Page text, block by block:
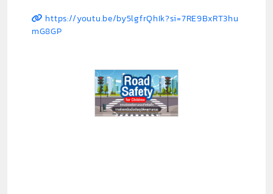
https://youtu.be/by5lgfrQhIk?si=7RE9BxRT3hu
mG8GP